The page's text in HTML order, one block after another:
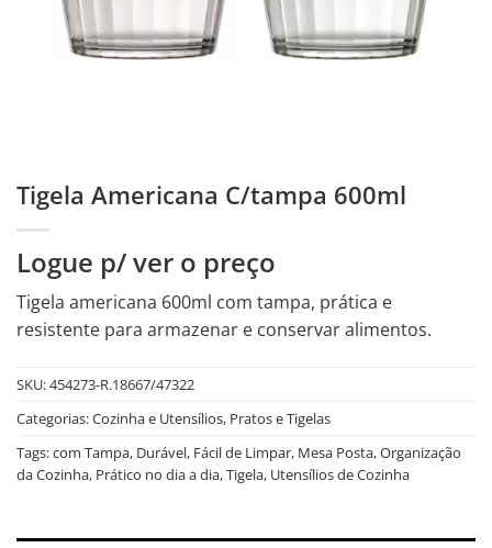
Tigela Americana C/tampa 600ml
Logue p/ ver o preço
Tigela americana 600ml com tampa, prática e
resistente para armazenar e conservar alimentos.
SKU:454273-R.18667/47322
Categorias:Cozinha e Utensílios, Pratos e Tigelas
Tags:com Tampa, Durável, Fácil de Limpar, Mesa Posta,Organização
da Cozinha, Prático no dia a dia,Tigela, Utensílios de Cozinha